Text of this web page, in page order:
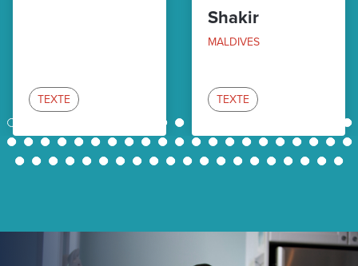
TEXTE
Shakir
MALDIVES
TEXTE
1 10 11
21
22
23 24 25 26 27 28 29 30 31 32 33 34 35 36 37 38 39 40 41
42
43
44 45 46 47 48 49 50 51 52 53 54 55 56 57 58 59 60 61 62